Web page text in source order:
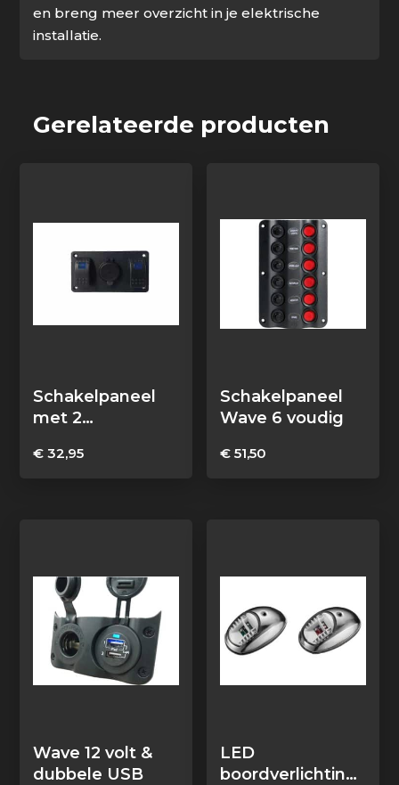
en breng meer overzicht in je elektrische
installatie.
Gerelateerde producten
Schakelpaneel
met 2
USB/C
€ 32,95
Schakelpaneel
Wave 6 voudig
€ 51,50
Wave 12 volt &
dubbele USB
LED
boordverlichting